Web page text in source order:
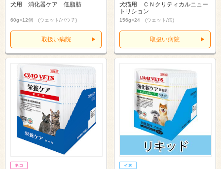
犬用 消化器ケア 低脂肪
60g×12個 (ウェット/パウチ)
取扱い病院
犬猫用 ＣＮクリティカルニュー
トリション
156g×24 (ウェット/缶)
取扱い病院